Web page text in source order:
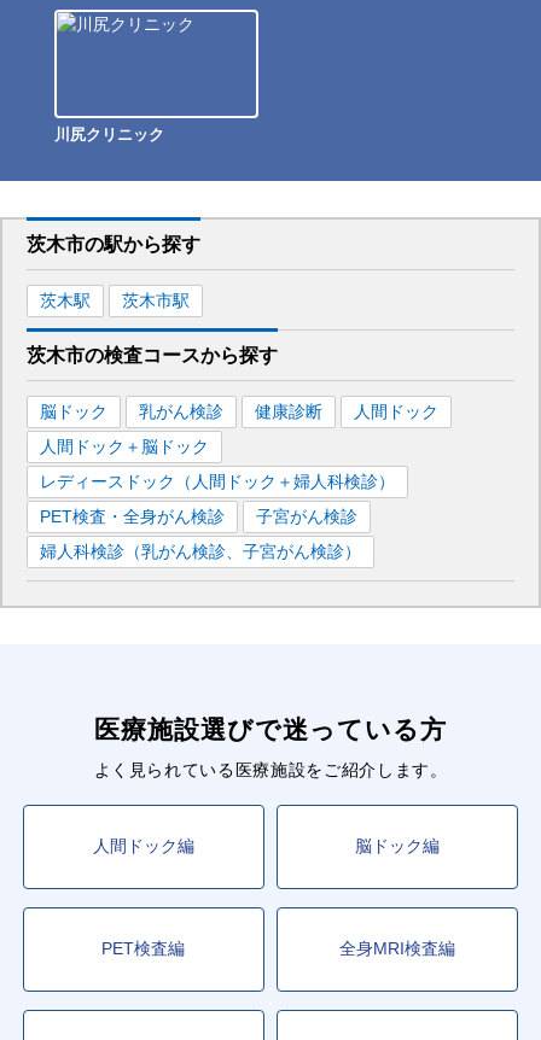
川尻クリニック
茨木市の駅から探す
茨木駅 茨木市駅
茨木市の検査コースから探す
脳ドック 乳がん検診 健康診断
人間ドック
人間ドック＋脳ドック
レディースドック（人間ドック＋婦人科検診）
PET検査・全身がん検診
子宮がん検診
婦人科検診（乳がん検診、子宮がん検診）
医療施設選びで迷っている方
よく見られている医療施設をご紹介します。
人間ドック編 脳ドック編
PET検査編 全身MRI検査編